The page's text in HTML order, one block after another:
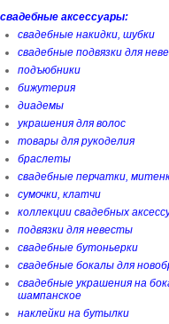
свадебные аксессуары:
свадебные накидки, шубки
свадебные подвязки для
подъюбники
бижутерия
диадемы
украшения для волос
товары для рукоделия
браслеты
свадебные перчатки,
сумочки, клатчи
коллекции свадебных
подвязки для невесты
свадебные бутоньерки
свадебные бокалы для
свадебные украшения на
шампанское
наклейки на бутылки